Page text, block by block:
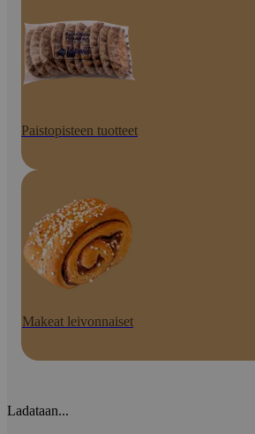
Paistopisteen tuotteet
Makeat leivonnaiset
Ladataan...